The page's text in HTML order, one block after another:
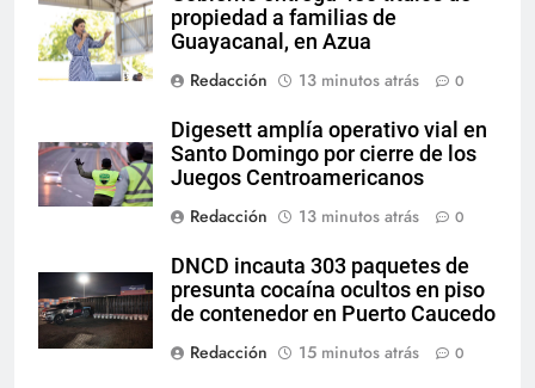
propiedad a familias de
Guayacanal, en Azua
Redacción
13 minutos atrás 0
Digesett amplía operativo vial en
Santo Domingo por cierre de los
Juegos Centroamericanos
Redacción
13 minutos atrás 0
DNCD incauta 303 paquetes de
presunta cocaína ocultos en piso
de contenedor en Puerto Caucedo
Redacción
15 minutos atrás 0